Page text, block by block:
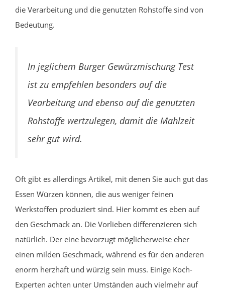
die Verarbeitung und die genutzten Rohstoffe sind von
Bedeutung.
In jeglichem Burger Gewürzmischung Test
ist zu empfehlen besonders auf die
Vearbeitung und ebenso auf die genutzten
Rohstoffe wertzulegen, damit die Mahlzeit
sehr gut wird.
Oft gibt es allerdings Artikel, mit denen Sie auch gut das
Essen Würzen können, die aus weniger feinen
Werkstoffen produziert sind. Hier kommt es eben auf
den Geschmack an. Die Vorlieben differenzieren sich
natürlich. Der eine bevorzugt möglicherweise eher
einen milden Geschmack, während es für den anderen
enorm herzhaft und würzig sein muss. Einige Koch-
Experten achten unter Umständen auch vielmehr auf